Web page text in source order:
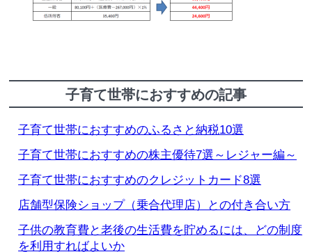
子育て世帯におすすめの記事
子育て世帯におすすめのふるさと納税10選
子育て世帯におすすめの株主優待7選～レジャー編～
子育て世帯におすすめのクレジットカード8選
店舗型保険ショップ（乗合代理店）との付き合い方
子供の教育費と老後の生活費を貯めるには、どの制度
を利用すればよいか